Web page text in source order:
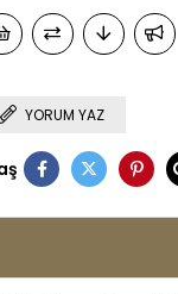
YORUM YAZ